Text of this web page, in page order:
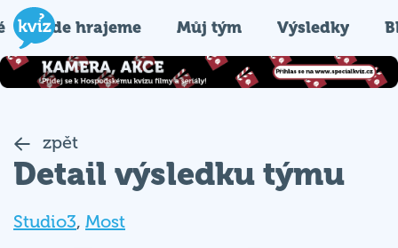
Kde hrajeme Můj tým Výsledky
zpět
Detail výsledku týmu
Studio3, Most